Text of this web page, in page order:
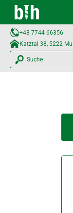
+43 7744 66356
Katztal 38, 5222
Suche